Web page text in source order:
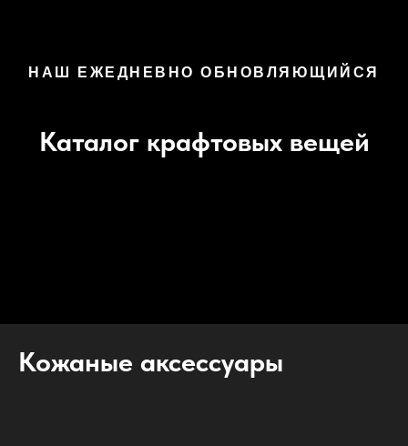
НАШ ЕЖЕДНЕВНО ОБНОВЛЯЮЩИЙСЯ
Каталог крафтовых вещей
Кожаные аксессуары